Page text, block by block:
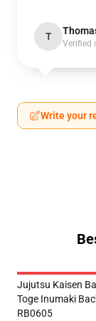
T
Verified
Write your
Jujutsu Kaisen
Toge Inumaki
RB0605